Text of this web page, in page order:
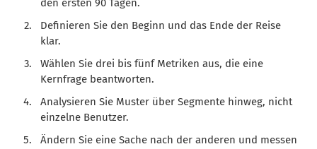
den ersten 90 Tagen.
Definieren Sie den Beginn und das Ende der Reise
klar.
Wählen Sie drei bis fünf Metriken aus, die eine
Kernfrage beantworten.
Analysieren Sie Muster über Segmente hinweg, nicht
einzelne Benutzer.
Ändern Sie eine Sache nach der anderen und messen